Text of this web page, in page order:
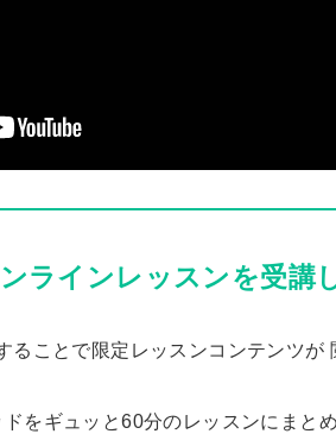
ラインレッスンを受講
ることで限定レッスンコンテンツが
をギュッと60分のレッスンにまと